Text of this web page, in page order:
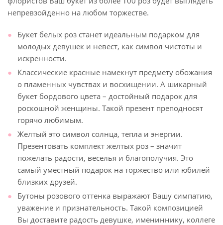
непревзойденно на любом торжестве.
Букет белых роз станет идеальным подарком для
молодых девушек и невест, как символ чистоты и
искренности.
Классические красные намекнут предмету обожания
о пламенных чувствах и восхищении. А шикарный
букет бордового цвета – достойный подарок для
роскошной женщины. Такой презент преподносят
горячо любимым.
Желтый это символ солнца, тепла и энергии.
Презентовать комплект желтых роз – значит
пожелать радости, веселья и благополучия. Это
самый уместный подарок на торжество или юбилей
близких друзей.
Бутоны розового оттенка выражают Вашу симпатию,
уважение и признательность. Такой композицией
Вы доставите радость девушке, имениннику, коллеге